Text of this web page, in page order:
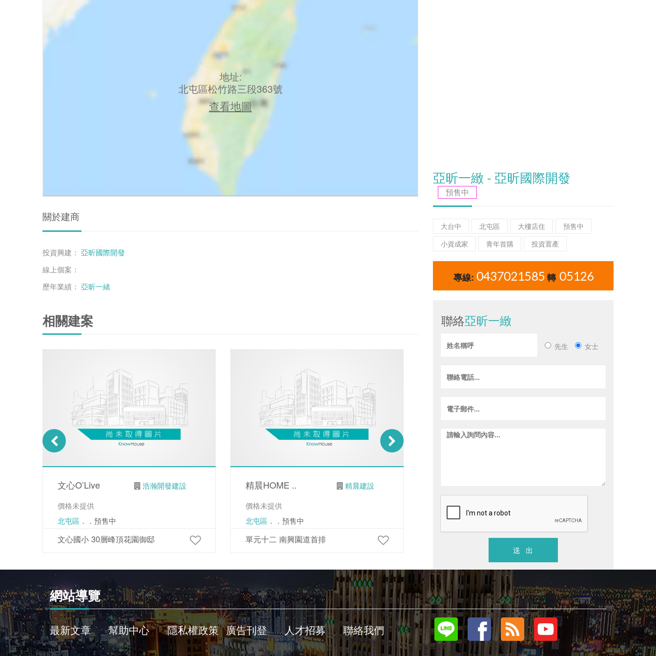
地址:
北屯區松竹路三段363號
查看地圖
關於建商
投資興建： 亞昕國際開發
線上個案：
歷年業績： 亞昕一緒
相關建案
文心O’Live
浩瀚開發建設
價格未提供
北屯區 ．．預售中
文心國小 30層峰頂花園御邸
精晨HOME ..
精晨建設
價格未提供
北屯區 ．．預售中
單元十二 南興園道首排
總價988
北屯區．
捷運宅 生活超方便
亞昕一緻 - 亞昕國際開發
預售中
大台中 北屯區 大樓店住
預售中
小資成家
青年首購 投資置產
專線: 0437021585 轉 05126
聯絡亞昕一緻
先生 女士
送 出
網站導覽
最新文章 幫助中心 隱私權政策 廣告刊登 人才招募 聯絡我們